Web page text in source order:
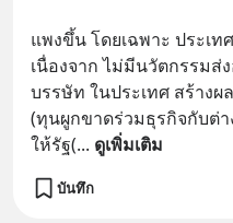
แพงขึ้น โดยเฉพาะ ประเท
เนื่องจาก ไม่มีนวัตกรรมส่
บรรษัท ในประเทศ สร้าง
(ทุนผูกขาดร่วมธุรกิจกับต่า
ให้รัฐ(... ดูเพิ่มเติม
บันทึก